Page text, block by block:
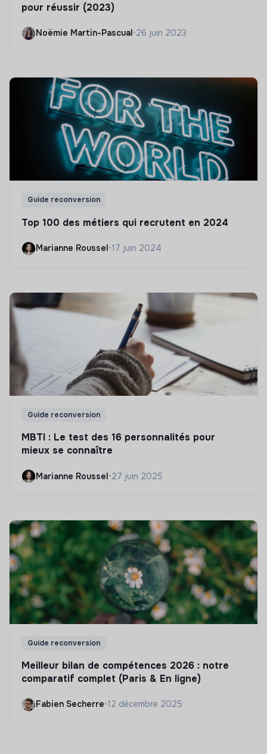
pour réussir (2023)
Noëmie Martin-Pascual •26 juin 2023
Guide reconversion
Top 100 des métiers qui recrutent en 2024
Marianne Roussel•17 juin 2024
Guide reconversion
MBTI : Le test des 16 personnalités pour
mieux se connaître
Marianne Roussel•27 juin 2025
Guide reconversion
Meilleur bilan de compétences 2026 : notre
comparatif complet (Paris & En ligne)
Fabien Secherre•12 décembre 2025